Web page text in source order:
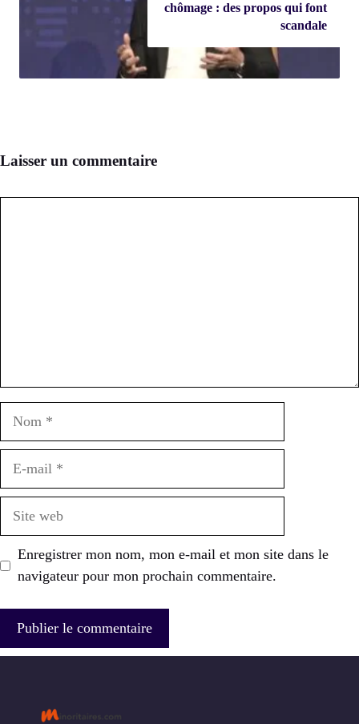
chômage : des propos qui font
scandale
Laisser un commentaire
Enregistrer mon nom, mon e-mail et mon site dans le
navigateur pour mon prochain commentaire.